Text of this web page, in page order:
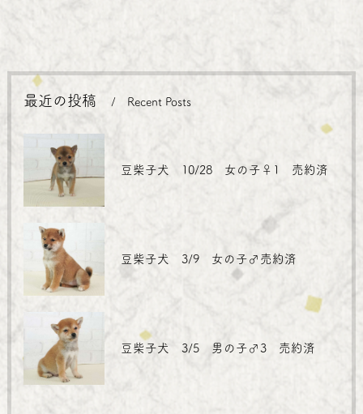
最近の投稿 Recent Posts
豆柴子犬 10/28 女の子♀1 売約済
豆柴子犬 3/9 女の子♂売約済
豆柴子犬 3/5 男の子♂3 売約済